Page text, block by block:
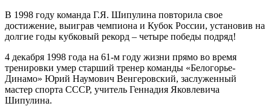
В 1998 году команда Г.Я. Шипулина повторила свое
достижение, выиграв чемпиона и Кубок России, установив на
долгие годы кубковый рекорд – четыре победы подряд!
4 декабря 1998 года на 61-м году жизни прямо во время
тренировки умер старший тренер команды «Белогорье-
Динамо» Юрий Наумович Венгеровский, заслуженный
мастер спорта СССР, учитель Геннадия Яковлевича
Шипулина.